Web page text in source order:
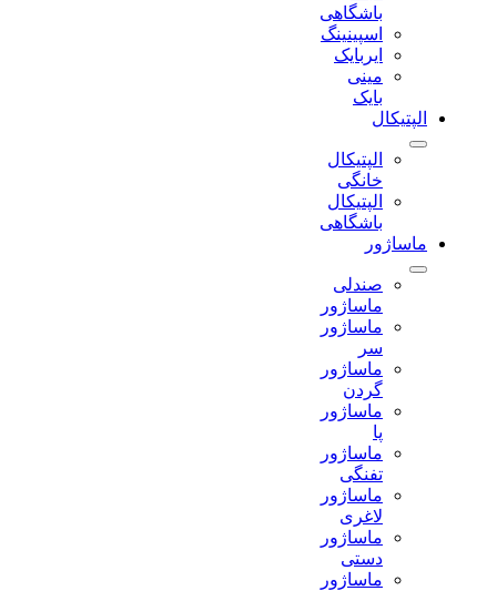
باشگاهی
اسپینینگ
ایربایک
مینی
الپتیکال
الپتیکال
خانگی
الپتیکال
باشگاهی
ماساژور
صندلی
ماساژور
ماساژور
ماساژور
ماساژور
ماساژور
تفنگی
ماساژور
لاغری
ماساژور
دستی
ماساژور